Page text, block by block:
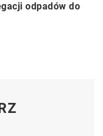
odpadów do